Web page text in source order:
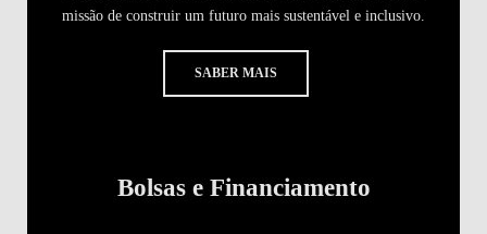
missão de construir um futuro mais sustentável e inclusivo.
SABER MAIS
Bolsas e Financiamento